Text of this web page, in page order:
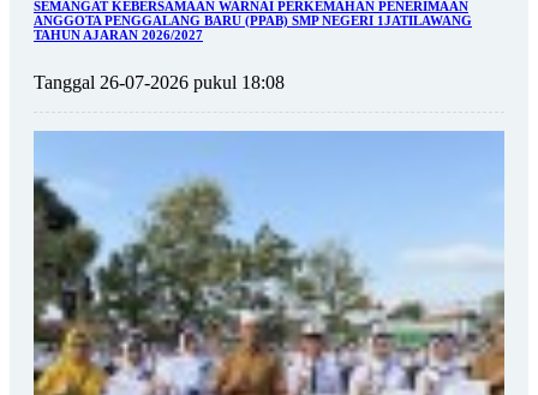
SEMANGAT KEBERSAMAAN WARNAI PERKEMAHAN PENERIMAAN
ANGGOTA PENGGALANG BARU (PPAB) SMP NEGERI 1JATILAWANG
TAHUN AJARAN 2026/2027
Tanggal 26-07-2026 pukul 18:08